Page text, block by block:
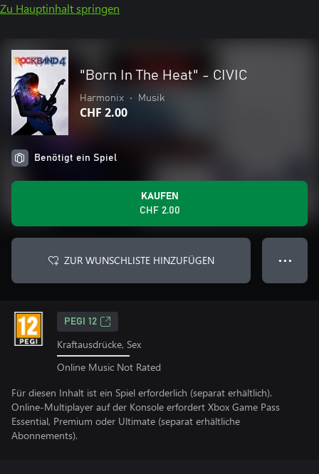
Zu Hauptinhalt springen
"Born In The Heat" - CIVIC
Harmonix • Musik
CHF 2.00
Benötigt ein Spiel
KAUFEN
CHF 2.00
ZUR WUNSCHLISTE HINZUFÜGEN ● ● ●
PEGI 12
Kraftausdrücke, Sex
Online Music Not Rated
Für diesen Inhalt ist ein Spiel erforderlich (separat erhältlich).
Online-Multiplayer auf der Konsole erfordert Xbox Game Pass
Essential, Premium oder Ultimate (separat erhältliche
Abonnements).